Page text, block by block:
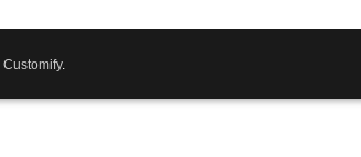
Customify.